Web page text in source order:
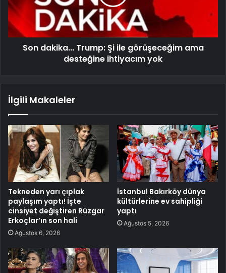
Son dakika... Trump: Şi ile görüşeceğim ama
desteğine ihtiyacım yok
İlgili Makaleler
Tekneden yarı çıplak
paylaşım yaptı! İşte
cinsiyet değiştiren Rüzgar
Erkoçlar’ın son hali
Ağustos 6, 2026
İstanbul Bakırköy dünya
kültürlerine ev sahipliği
yaptı
Ağustos 5, 2026